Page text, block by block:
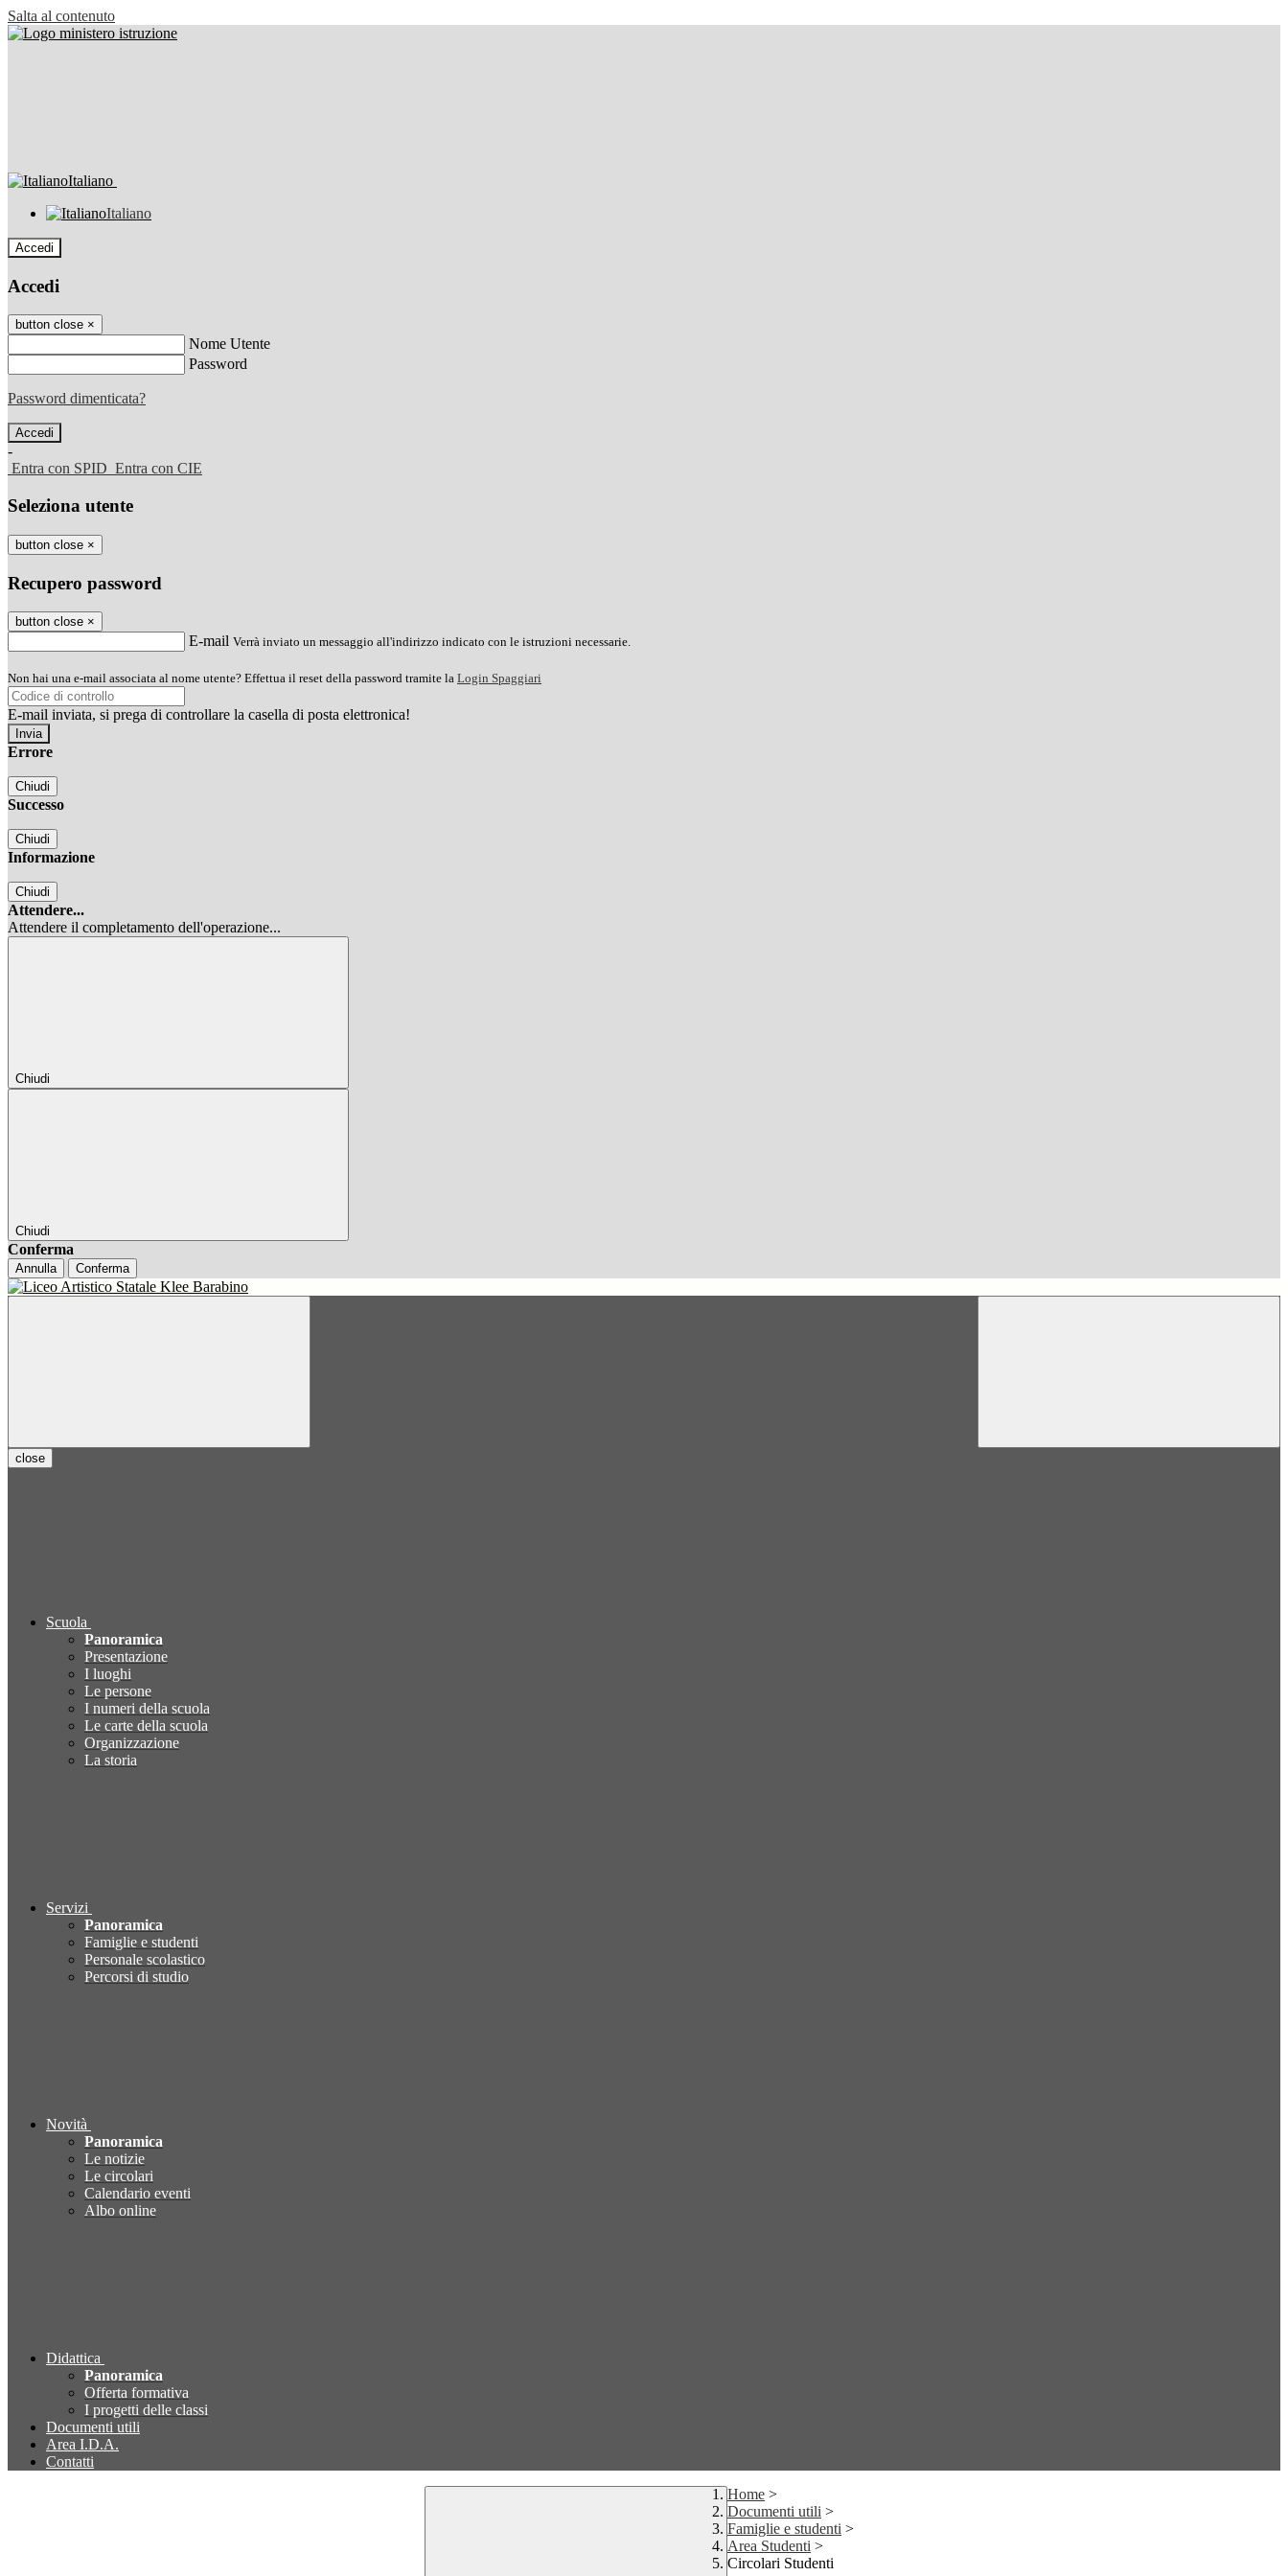
Salta al contenuto
Italiano
Italiano
Accedi
Accedi
button close ×
Nome Utente
Password
Password dimenticata?
-
Entra con SPID Entra con CIE
Seleziona utente
button close ×
Recupero password
button close ×
E-mail Verrà inviato un messaggio all'indirizzo indicato con le istruzioni necessarie.
Non hai una e-mail associata al nome utente? Effettua il reset della password tramite la Login Spaggiari
E-mail inviata, si prega di controllare la casella di posta elettronica!
Errore
Chiudi
Successo
Chiudi
Informazione
Chiudi
Attendere...
Attendere il completamento dell'operazione...
Chiudi
Chiudi
Conferma
Annulla Conferma
close
Scuola
Panoramica
Presentazione
I luoghi
Le persone
I numeri della scuola
Le carte della scuola
Organizzazione
La storia
Servizi
Panoramica
Famiglie e studenti
Personale scolastico
Percorsi di studio
Novità
Panoramica
Le notizie
Le circolari
Calendario eventi
Albo online
Didattica
Panoramica
Offerta formativa
I progetti delle classi
Documenti utili
Area I.D.A.
Contatti
Home >
Documenti utili >
Famiglie e studenti >
Area Studenti >
Circolari Studenti